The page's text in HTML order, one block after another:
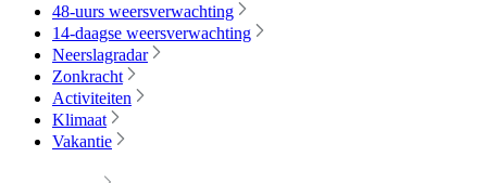
48-uurs weersverwachting
14-daagse weersverwachting
Neerslagradar
Zonkracht
Activiteiten
Klimaat
Vakantie